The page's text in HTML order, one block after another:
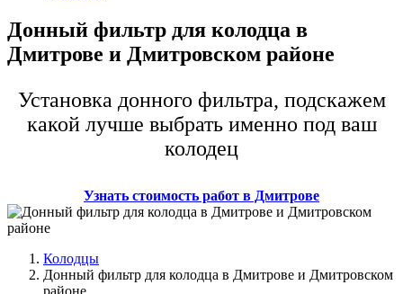
Донный фильтр для колодца в
Дмитрове и Дмитровском районе
Установка донного фильтра, подскажем
какой лучше выбрать именно под ваш
колодец
Узнать стоимость работ в Дмитрове
Колодцы
Донный фильтр для колодца в Дмитрове и Дмитровском
районе